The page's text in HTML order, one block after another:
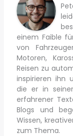
einem Faible
von
Motoren,
Reisen zu
inspirieren ihn
die er in
erfahrener
Blogs und
Wissen,
zum Thema.